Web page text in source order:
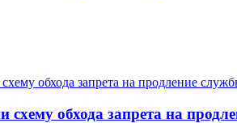
обхода запрета на